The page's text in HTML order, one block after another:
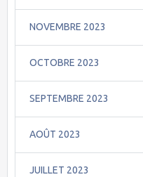
NOVEMBRE 2023
OCTOBRE 2023
SEPTEMBRE 2023
AOÛT 2023
JUILLET 2023